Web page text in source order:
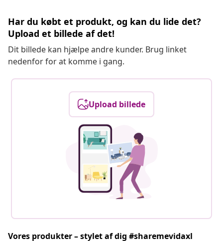
Har du købt et produkt, og kan du lide det?
Upload et billede af det!
Dit billede kan hjælpe andre kunder. Brug linket
nedenfor for at komme i gang.
Upload billede
Vores produkter – stylet af dig #sharemevidaxl